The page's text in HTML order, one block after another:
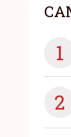
1
2